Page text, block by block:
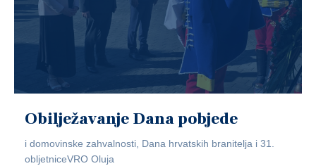
Obilježavanje Dana pobjede
i domovinske zahvalnosti, Dana hrvatskih branitelja i 31.
obljetniceVRO Oluja